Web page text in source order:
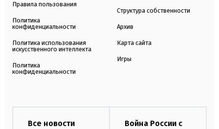
Правила пользования
Политика
конфиденциальности
Политика использования
искусственного интеллекта
Политика
конфиденциальности
Структура собственности
Архив
Карта сайта
Игры
Все новости
Война России с